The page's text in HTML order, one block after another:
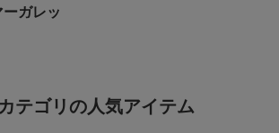
ガレッ
テゴリの人気アイテム